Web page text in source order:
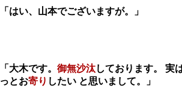
「はい、山本でございますが。」
「大木です。 御無沙汰しております。 実
っとお寄り したい と思いまして。」